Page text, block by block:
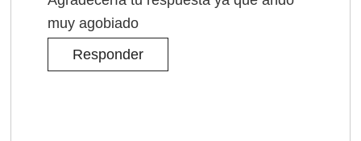
muy agobiado
Responder